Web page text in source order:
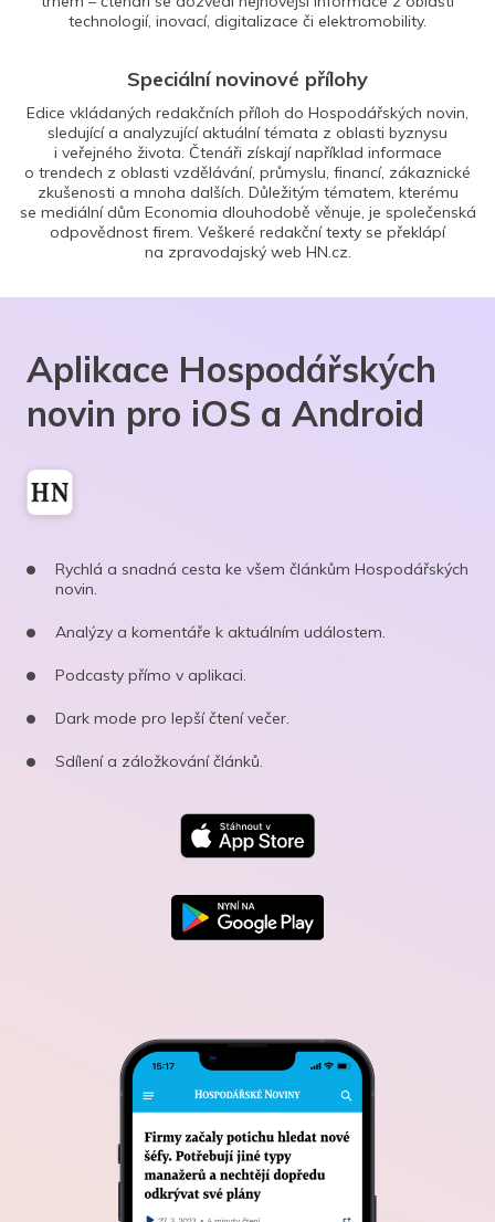
technologií, inovací, digitalizace či elektromobility.
Speciální novinové přílohy
Edice vkládaných redakčních příloh do Hospodářských novin,
sledující a analyzující aktuální témata z oblasti byznysu
i veřejného života. Čtenáři získají například informace
o trendech z oblasti vzdělávání, průmyslu, financí, zákaznické
zkušenosti a mnoha dalších. Důležitým tématem, kterému
se mediální dům Economia dlouhodobě věnuje, je společenská
odpovědnost firem. Veškeré redakční texty se překlápí
na zpravodajský web HN.cz.
Aplikace Hospodářských
novin pro iOS a Android
Rychlá a snadná cesta ke všem článkům Hospodářských
novin.
Analýzy a komentáře k aktuálním událostem.
Podcasty přímo v aplikaci.
Dark mode pro lepší čtení večer.
Sdílení a záložkování článků.